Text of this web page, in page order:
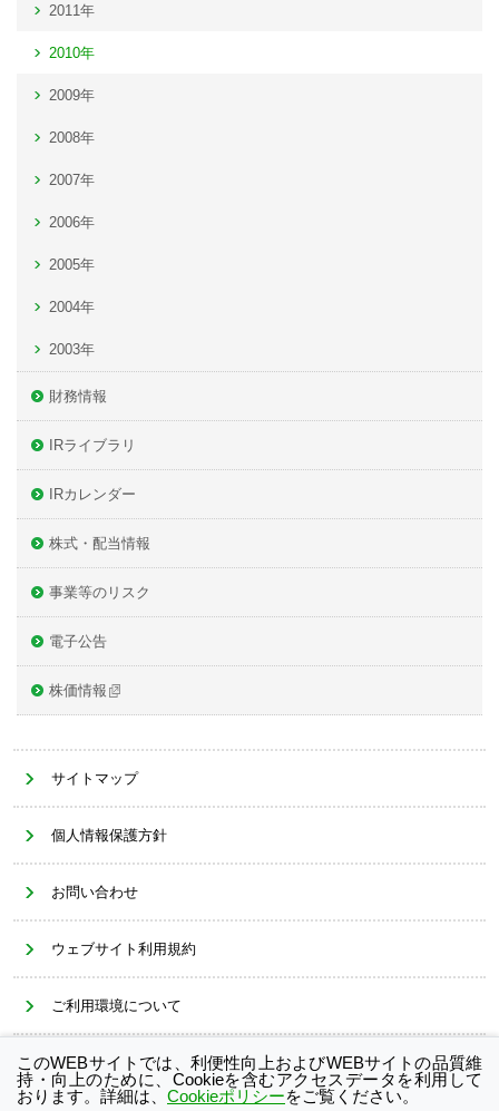
2011年
2010年
2009年
2008年
2007年
2006年
2005年
2004年
2003年
財務情報
IRライブラリ
IRカレンダー
株式・配当情報
事業等のリスク
電子公告
株価情報
サイトマップ
個人情報保護方針
お問い合わせ
ウェブサイト利用規約
ご利用環境について
Cookieポリシー
このWEBサイトでは、利便性向上およびWEBサイトの品質維
持・向上のために、Cookieを含むアクセスデータを利用して
おります。詳細は、 Cookieポリシーをご覧ください。